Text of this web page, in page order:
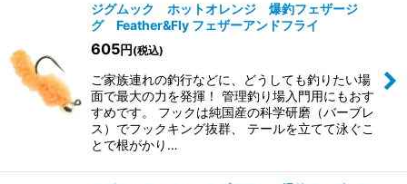
ジグムック ホットオレンジ 爆釣フェザージ
グ Feather&Fly フェザーアンドフライ
605円 (税込)
ご家族連れの釣行などに、どうしても釣りたい場
面で最大の力を発揮！ 管理釣り場入門用にもおす
すめです。 フックは純国産の科学研磨（バーブレ
ス）でフックキング抜群、 テールを立てて泳ぐこ
とで根がかり…